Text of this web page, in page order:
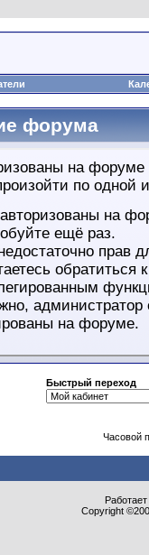
форума
на форуме
по одной
на
ещё раз.
прав
обратиться
на форуме.
Быстрый переход
Часовой
Copyright